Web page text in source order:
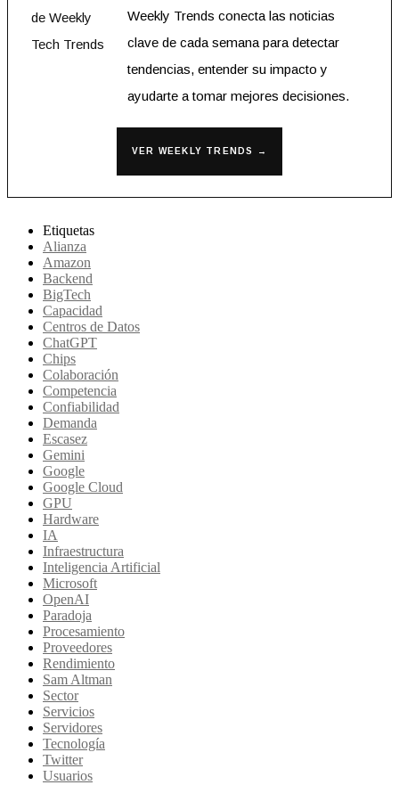
Weekly Trends conecta las noticias
clave de cada semana para detectar
tendencias, entender su impacto y
ayudarte a tomar mejores decisiones.
VER WEEKLY TRENDS →
Etiquetas
Alianza
Amazon
Backend
BigTech
Capacidad
Centros de Datos
ChatGPT
Chips
Colaboración
Competencia
Confiabilidad
Demanda
Escasez
Gemini
Google
Google Cloud
GPU
Hardware
IA
Infraestructura
Inteligencia Artificial
Microsoft
OpenAI
Paradoja
Procesamiento
Proveedores
Rendimiento
Sam Altman
Sector
Servicios
Servidores
Tecnología
Twitter
Usuarios